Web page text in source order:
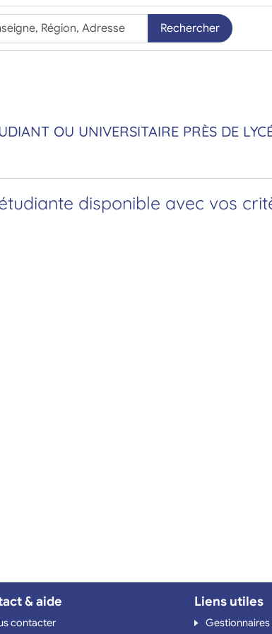
Rechercher
OU UNIVERSITAIRE PRÈS DE
disponible avec vos
& aide
contacter
Liens utiles